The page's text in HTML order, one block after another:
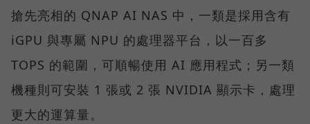
搶先亮相的 QNAP AI NAS 中，一類是採用含有
iGPU 與專屬 NPU 的處理器平台，以一百多
TOPS 的範圍，可順暢使用 AI 應用程式；另一類
機種則可安裝 1 張或 2 張 NVIDIA 顯示卡，處理
更大的運算量。